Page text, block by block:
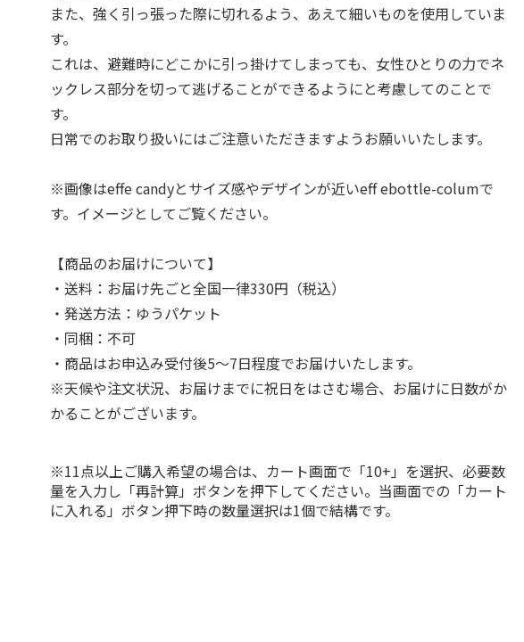
また、強く引っ張った際に切れるよう、あえて細いものを使用していま
す。
これは、避難時にどこかに引っ掛けてしまっても、女性ひとりの力でネ
ックレス部分を切って逃げることができるようにと考慮してのことで
す。
日常でのお取り扱いにはご注意いただきますようお願いいたします。
※画像はeffe candyとサイズ感やデザインが近いeff ebottle-columで
す。イメージとしてご覧ください。
【商品のお届けについて】
・送料：お届け先ごと全国一律330円（税込）
・発送方法：ゆうパケット
・同梱：不可
・商品はお申込み受付後5～7日程度でお届けいたします。
※天候や注文状況、お届けまでに祝日をはさむ場合、お届けに日数がか
かることがございます。
※11点以上ご購入希望の場合は、カート画面で「10+」を選択、必要数
量を入力し「再計算」ボタンを押下してください。当画面での「カート
に入れる」ボタン押下時の数量選択は1個で結構です。